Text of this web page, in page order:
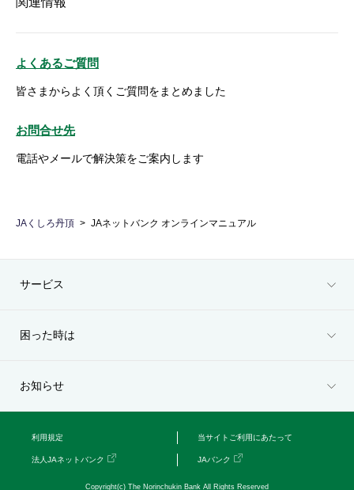
よくあるご質問
皆さまからよく頂くご質問をまとめました
お問合せ先
電話やメールで解決策をご案内します
JAくしろ丹頂 JAネットバンク オンラインマニュアル
サービス
困った時は
お知らせ
利用規定 当サイトご利用にあたって
法人JAネットバンク JAバンク
Copyright(c) The Norinchukin Bank All Rights Reserved